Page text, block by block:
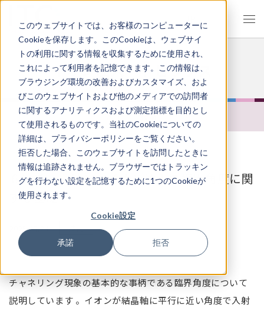
このウェブサイトでは、お客様のコンピューターに
Cookieを保存します。このCookieは、ウェブサイ
トの利用に関する情報を収集するために使用され、
これによって利用者を記憶できます。この情報は、
ブラウジング環境の改善およびカスタマイズ、およ
びこのウェブサイトおよび他のメディアでの訪問者
に関するアナリティクスおよび測定指標を目的とし
て使用されるものです。当社のCookieについての
詳細は、プライバシーポリシーをご覧ください。
拒否した場合、このウェブサイトを訪問したときに
情報は追跡されません。ブラウザーではトラッキン
グを行わない設定を記憶するために1つのCookieが
使用されます。
Cookie設定
承諾 拒否
JP
イオン注入 トピックス
ALL 技術
６）チャネリングイオン注入の臨界角度に関
する基礎
2025.08.24 技術
チャネリング現象の基本的な事柄である臨界角度について
説明しています 。イオンが結晶軸に平行に近い角度で入射